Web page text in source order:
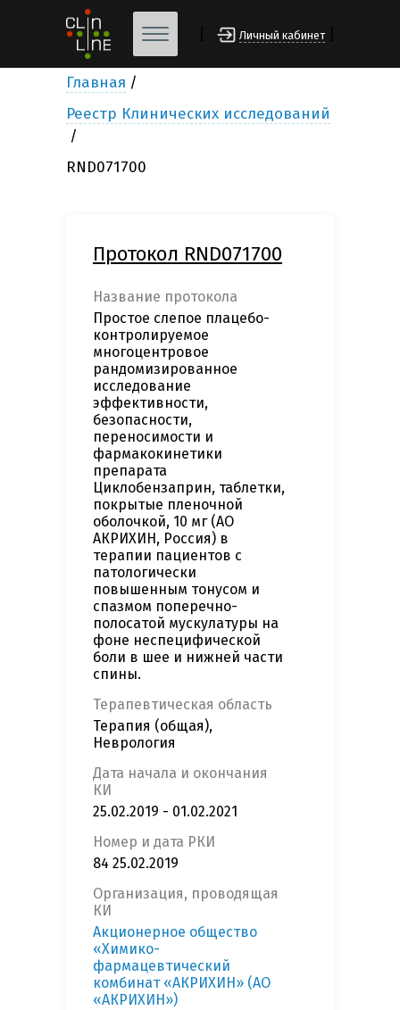
Личный кабинет
Главная
Реестр Клинических исследований
RND071700
Протокол RND071700
Название протокола
Простое слепое плацебо-
контролируемое
многоцентровое
рандомизированное
исследование
эффективности,
безопасности,
переносимости и
фармакокинетики
препарата
Циклобензаприн, таблетки,
покрытые пленочной
оболочкой, 10 мг (АО
АКРИХИН, Россия) в
терапии пациентов с
патологически
повышенным тонусом и
спазмом поперечно-
полосатой мускулатуры на
фоне неспецифической
боли в шее и нижней части
спины.
Терапевтическая область
Терапия (общая),
Неврология
Дата начала и окончания
КИ
25.02.2019 - 01.02.2021
Номер и дата РКИ
84 25.02.2019
Организация, проводящая
КИ
Акционерное общество
«Химико-
фармацевтический
комбинат «АКРИХИН» (АО
«АКРИХИН»)